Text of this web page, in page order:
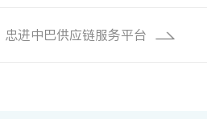
忠进中巴供应链服务平台